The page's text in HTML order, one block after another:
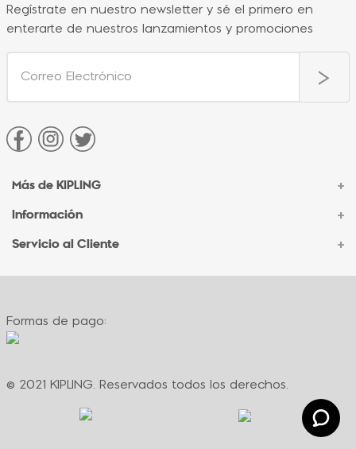
Regístrate en nuestro newsletter y sé el primero en
enterarte de nuestros lanzamientos y promociones
Más de KIPLING +
Acerca de Kipling
Sucursales
Información +
Contacto Corporativo
Formas de pago
Servicio al Cliente +
Contacto
Políticas de cambio
Términos y condiciones de promociones
Política de privacidad
Formas de pago:
© 2021 KIPLING. Reservados todos los derechos.